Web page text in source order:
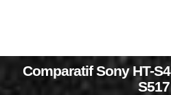
Comparatif Sony HT-
S517